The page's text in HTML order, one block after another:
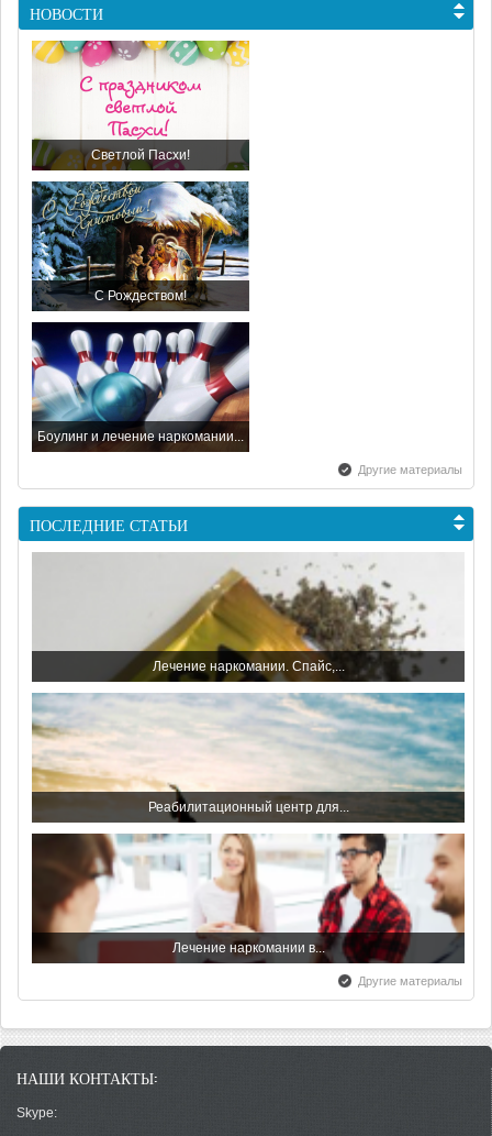
НОВОСТИ
Светлой Пасхи!
С Рождеством!
Боулинг и лечение наркомании...
С наступающим Новым Годом...
Всемирный день борьбы со...
С праздником - с Днем...
Всероссийский день трезвости
Другие материалы
ПОСЛЕДНИЕ СТАТЬИ
Лечение наркомании. Спайс,...
Реабилитационный центр для...
Лечение наркомании в...
Другие материалы
НАШИ КОНТАКТЫ:
Skype: